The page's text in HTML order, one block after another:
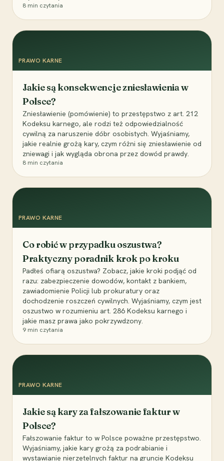
8 min czytania
PRAWO KARNE
Jakie są konsekwencje zniesławienia w
Polsce?
Zniesławienie (pomówienie) to przestępstwo z art. 212
Kodeksu karnego, ale rodzi też odpowiedzialność
cywilną za naruszenie dóbr osobistych. Wyjaśniamy,
jakie realnie grożą kary, czym różni się zniesławienie od
zniewagi i jak wygląda obrona przez dowód prawdy.
8 min czytania
PRAWO KARNE
Co robić w przypadku oszustwa?
Praktyczny poradnik krok po kroku
Padłeś ofiarą oszustwa? Zobacz, jakie kroki podjąć od
razu: zabezpieczenie dowodów, kontakt z bankiem,
zawiadomienie Policji lub prokuratury oraz
dochodzenie roszczeń cywilnych. Wyjaśniamy, czym jest
oszustwo w rozumieniu art. 286 Kodeksu karnego i
jakie masz prawa jako pokrzywdzony.
9 min czytania
PRAWO KARNE
Jakie są kary za fałszowanie faktur w
Polsce?
Fałszowanie faktur to w Polsce poważne przestępstwo.
Wyjaśniamy, jakie kary grożą za podrabianie i
wystawianie nierzetelnych faktur na gruncie Kodeksu